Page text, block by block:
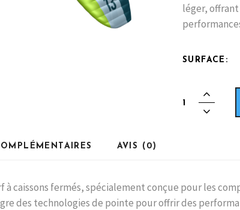
léger,
SURFACE
surfer
AVIS (0)
à caissons fermés, spécialement conçue pour les
des technologies de pointe pour offrir des